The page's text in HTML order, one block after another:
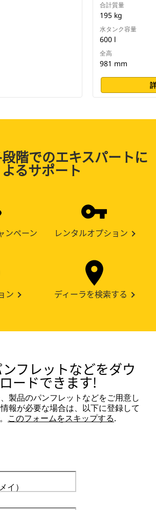
合計質量
195 kg
水タンク容量
600 l
全高
981 mm
階でのエキスパートに
よるサポート
ンペーン レンタルオプション
ン ディーラを検索する
フレットなどをダウ
ードできます!
製品のパンフレットなどをご用意し
報が必要な場合は、以下に登録して
このフォームをスキップする.
イ）